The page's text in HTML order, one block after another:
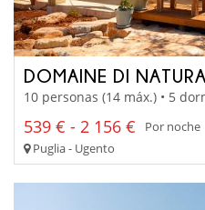
DOMAINE DI
10 personas (14 máx.) • 5
539 € - 2 156 €
Por noche
Puglia - Ugento